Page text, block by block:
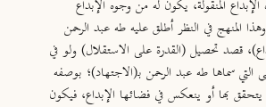
المنقولة، يكون له من وجوه الإبداع
المنهج في النظر أطلق عليه طه عبد الرحمن
قصد تحصيل (القدرة على الاستقلال) ولو في
التي سماها طه عبد الرحمن بـ(الاجتهاد)؛ بوصفه
يتحقق بها أو ينعكس في فضائها الإبداع، فيكون